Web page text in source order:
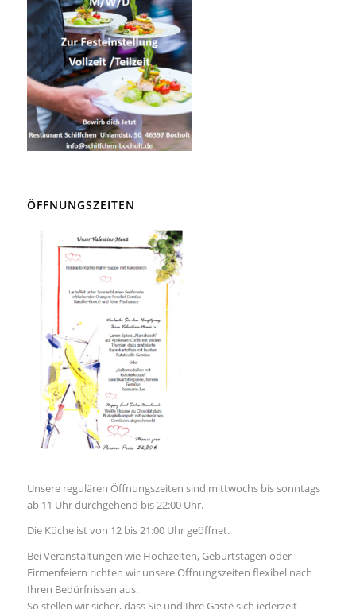
ÖFFNUNGSZEITEN
Unsere regulären Öffnungszeiten sind mittwochs bis sonntags
ab 11 Uhr durchgehend bis 22:00 Uhr.
Die Küche ist von 12 bis 21:00 Uhr geöffnet.
Bei Veranstaltungen wie Hochzeiten, Geburtstagen oder
Firmenfeiern richten wir unsere Öffnungszeiten flexibel nach
Ihren Bedürfnissen aus.
So stellen wir sicher, dass Sie und Ihre Gäste sich jederzeit